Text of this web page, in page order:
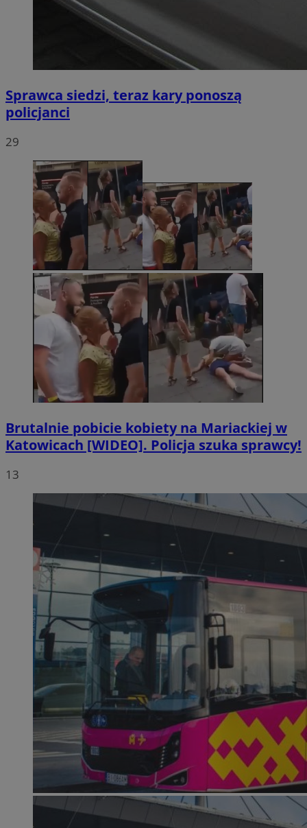
Sprawca siedzi, teraz kary ponoszą
policjanci
29
Brutalnie pobicie kobiety na Mariackiej w
Katowicach [WIDEO]. Policja szuka sprawcy!
13